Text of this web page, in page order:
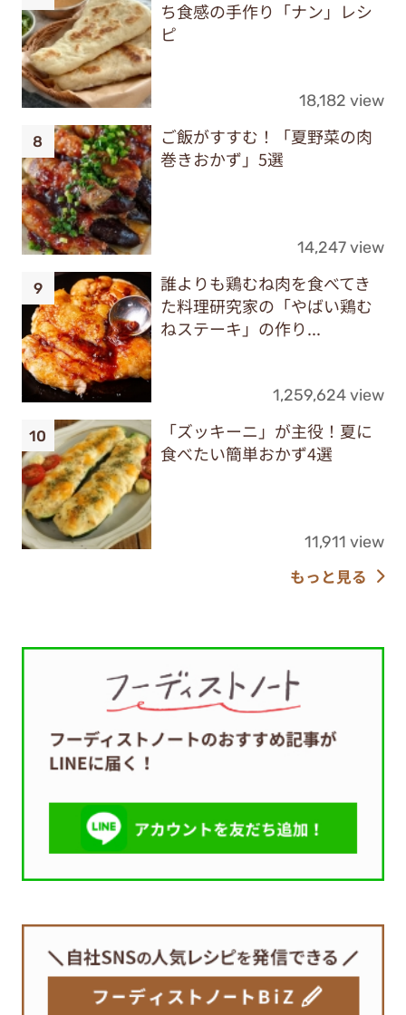
ち食感の手作り「ナン」レシ
ピ
18,182 view
ご飯がすすむ！「夏野菜の肉
巻きおかず」5選
14,247 view
誰よりも鶏むね肉を食べてき
た料理研究家の「やばい鶏む
ねステーキ」の作り...
1,259,624 view
「ズッキーニ」が主役！夏に
食べたい簡単おかず4選
11,911 view
もっと見る